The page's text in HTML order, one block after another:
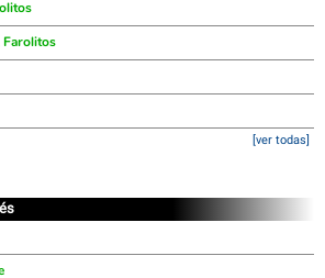
Farolitos
[ver todas]